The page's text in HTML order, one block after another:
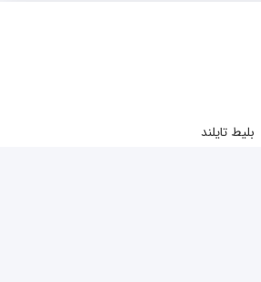
بلیط تایلند